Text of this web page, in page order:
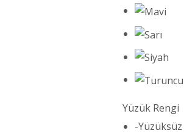
Yüzük Rengi
-Yüzüksüz